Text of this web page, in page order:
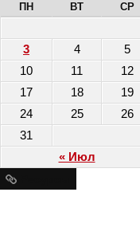
ПН ВТ СР
« Июл
3
4 5
10
11 12
17
18 19
24
25 26
31